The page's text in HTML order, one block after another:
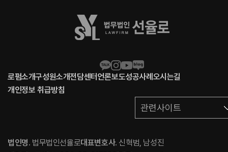
로펌소개구성원소개전담센터언론보도성공사례 오시는길
개인정보 취급방침
관련사이트
법인명. 법무법인선율로대표변호사. 신혁범, 남성진